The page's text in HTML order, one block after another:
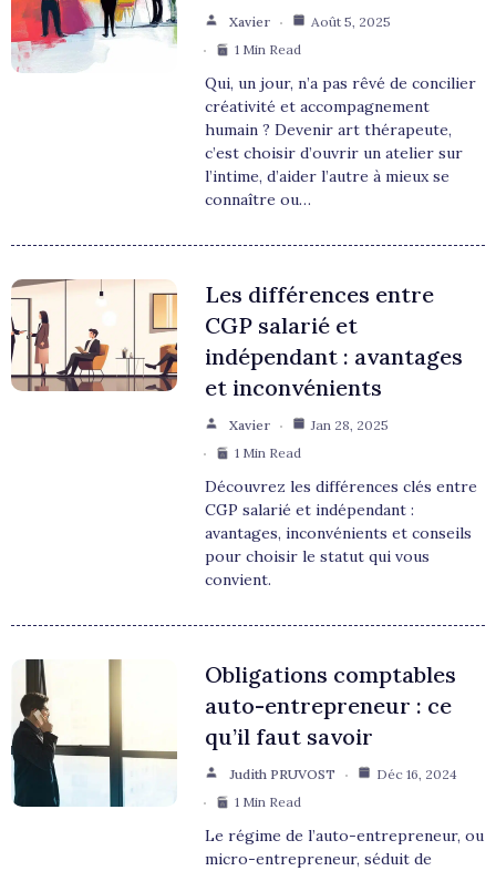
Xavier
Août 5, 2025
1 Min Read
Qui, un jour, n’a pas rêvé de concilier
créativité et accompagnement
humain ? Devenir art thérapeute,
c’est choisir d’ouvrir un atelier sur
l’intime, d’aider l’autre à mieux se
connaître ou…
Les différences entre
CGP salarié et
indépendant : avantages
et inconvénients
Xavier
Jan 28, 2025
1 Min Read
Découvrez les différences clés entre
CGP salarié et indépendant :
avantages, inconvénients et conseils
pour choisir le statut qui vous
convient.
Obligations comptables
auto-entrepreneur : ce
qu’il faut savoir
Judith PRUVOST
Déc 16, 2024
1 Min Read
Le régime de l’auto-entrepreneur, ou
micro-entrepreneur, séduit de